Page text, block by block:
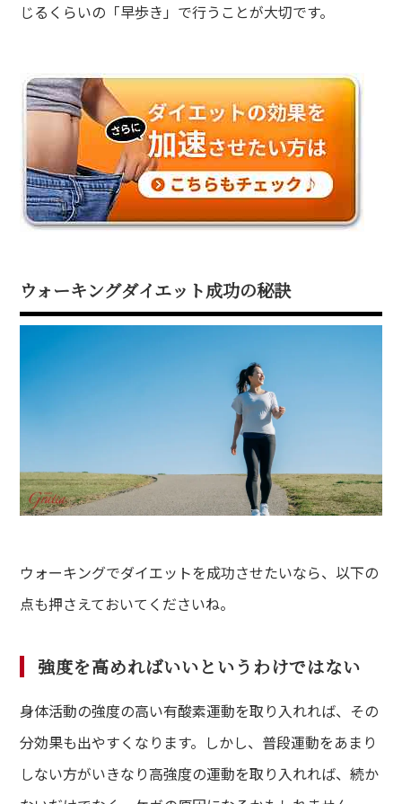
じるくらいの「早歩き」で行うことが大切です。
ウォーキングダイエット成功の秘訣
ウォーキングでダイエットを成功させたいなら、以下の
点も押さえておいてくださいね。
強度を高めればいいというわけではない
身体活動の強度の高い有酸素運動を取り入れれば、その
分効果も出やすくなります。しかし、普段運動をあまり
しない方がいきなり高強度の運動を取り入れれば、続か